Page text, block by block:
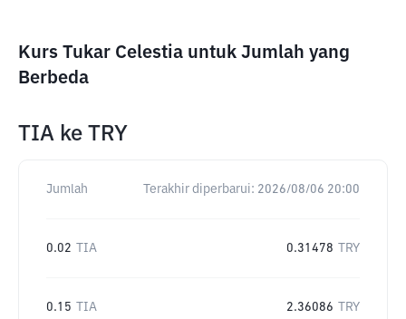
Kurs Tukar Celestia untuk Jumlah yang
Berbeda
TIA ke TRY
Jumlah Terakhir diperbarui: 2026/08/06 20:00
0.02 TIA 0.31478 TRY
0.15 TIA 2.36086 TRY